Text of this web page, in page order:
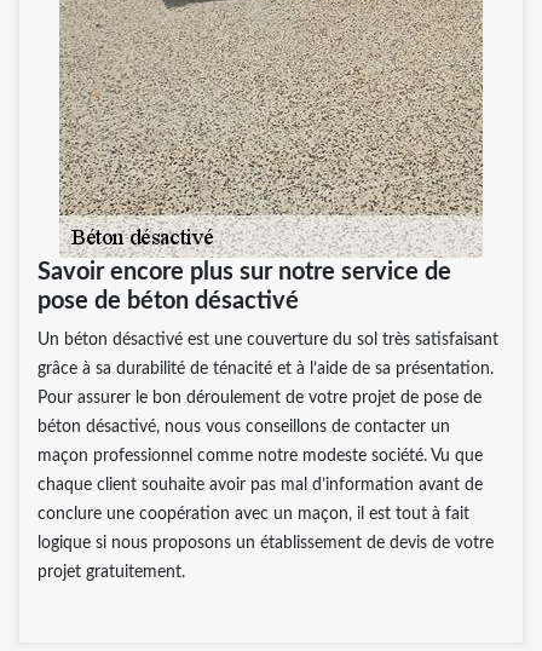
Savoir encore plus sur notre service de
pose de béton désactivé
Un béton désactivé est une couverture du sol très satisfaisant
grâce à sa durabilité de ténacité et à l’aide de sa présentation.
Pour assurer le bon déroulement de votre projet de pose de
béton désactivé, nous vous conseillons de contacter un
maçon professionnel comme notre modeste société. Vu que
chaque client souhaite avoir pas mal d’information avant de
conclure une coopération avec un maçon, il est tout à fait
logique si nous proposons un établissement de devis de votre
projet gratuitement.